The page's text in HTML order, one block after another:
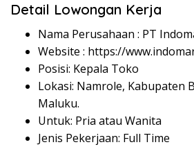
Detail Lowongan Kerja
Nama Perusahaan : PT
Website : https://
Posisi: Kepala Toko
Lokasi: Namrole, Kabupaten
Maluku.
Untuk: Pria atau Wanita
Jenis Pekerjaan: Full Time